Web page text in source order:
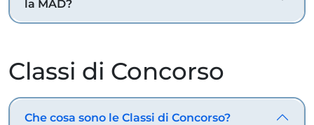
la MAD?
Classi di Concorso
Che cosa sono le Classi di Concorso?